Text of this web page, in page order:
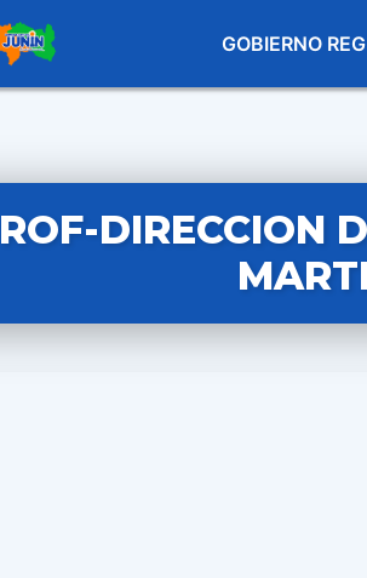
GOBIERNO
ROF-DIRECCION